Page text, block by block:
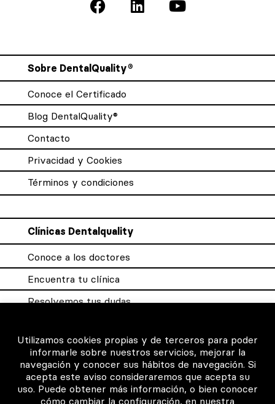
Sobre DentalQuality®
Conoce el Certificado
Blog DentalQuality®
Contacto
Privacidad y Cookies
Términos y condiciones
Clínicas Dentalquality
Conoce a los doctores
Encuentra tu clínica
Resolvemos tus dudas
Para los profesionales
Consigue tu certificado
Utilizamos cookies propias y de terceros para poder
informarle sobre nuestros servicios, mejorar la
navegación y conocer sus hábitos de navegación. Si
acepta este aviso consideraremos que acepta su
uso. Puede obtener más información, o bien conocer
cómo cambiar la configuración, en nuestra